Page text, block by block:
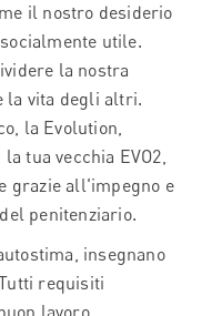
il nostro desiderio
utile.
la nostra
la vita degli altri.
la Evolution,
tua vecchia EVO2,
grazie all'impegno e
penitenziario.
insegnano
requisiti
lavoro.